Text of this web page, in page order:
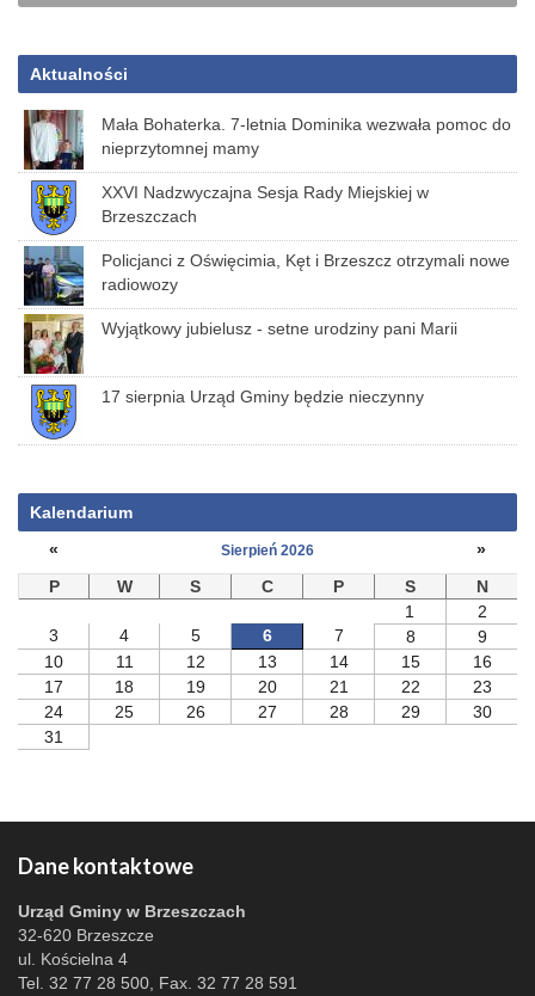
Aktualności
Mała Bohaterka. 7-letnia Dominika wezwała pomoc do
nieprzytomnej mamy
XXVI Nadzwyczajna Sesja Rady Miejskiej w
Brzeszczach
Policjanci z Oświęcimia, Kęt i Brzeszcz otrzymali nowe
radiowozy
Wyjątkowy jubielusz - setne urodziny pani Marii
17 sierpnia Urząd Gminy będzie nieczynny
Kalendarium
«
Sierpień 2026
»
P
W S C P S
N
1
2
3
4 5 6 7 8
9
10
11 12 13 14 15
16
17
18 19 20 21 22
23
24
25 26 27 28 29
30
31
Dane kontaktowe
Urząd Gminy w Brzeszczach
32-620 Brzeszcze
ul. Kościelna 4
Tel. 32 77 28 500, Fax. 32 77 28 591